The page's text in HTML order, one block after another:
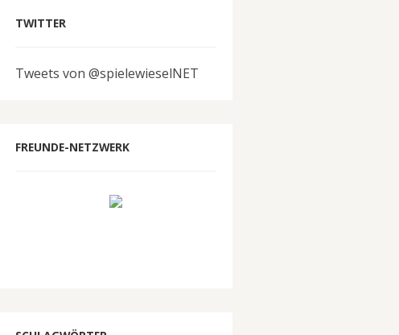
TWITTER
Tweets von @spielewieselNET
FREUNDE-NETZWERK